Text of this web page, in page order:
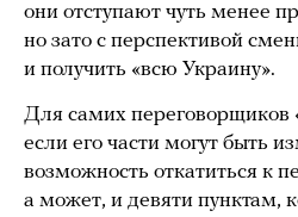
они отступают чуть менее
но зато с перспективой
и получить «всю Украину».
Для самих переговорщиков
если его части могут быть
возможность откатиться к
а может, и девяти пунктам,